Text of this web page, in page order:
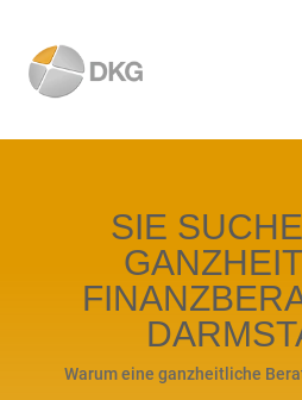
SIE
Warum eine ganzheitliche